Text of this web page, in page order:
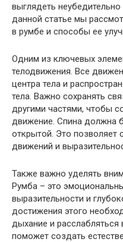
выглядеть
данной статье мы
в румбе и способы ее
Одним из ключевых
телодвижения. Все
центра тела и
тела. Важно сохранять
другими частями, чтобы
движение. Спина должна
открытой. Это позволяет
движений и
Также важно уделять
Румба – это
выразительности и
достижения этого
дыхание и
поможет создать